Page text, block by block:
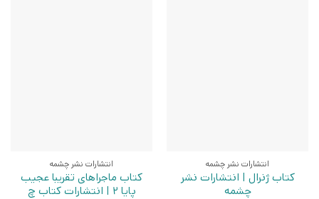
انتشارات نشر چشمه
کتاب ژنرال | انتشارات نشر
چشمه
انتشارات نشر چشمه
کتاب ماجراهای تقریبا عجیب
پایا 2 | انتشارات کتاب چ